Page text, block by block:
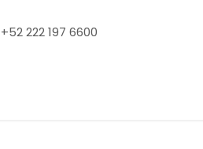
+52 222 197 6600